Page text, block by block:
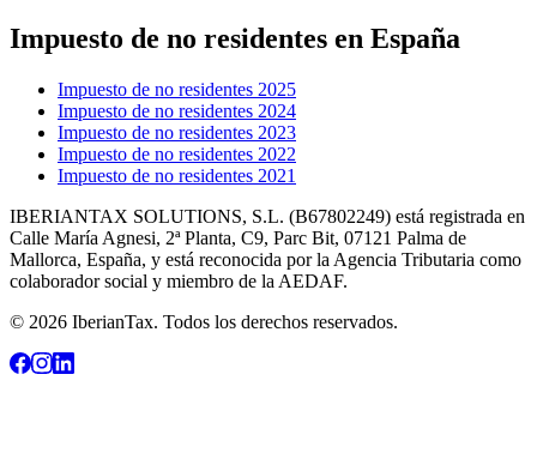
Impuesto de no residentes en España
Impuesto de no residentes 2025
Impuesto de no residentes 2024
Impuesto de no residentes 2023
Impuesto de no residentes 2022
Impuesto de no residentes 2021
IBERIANTAX SOLUTIONS, S.L. (B67802249) está registrada en
Calle María Agnesi, 2ª Planta, C9, Parc Bit, 07121 Palma de
Mallorca, España, y está reconocida por la Agencia Tributaria como
colaborador social y miembro de la AEDAF.
© 2026 IberianTax. Todos los derechos reservados.